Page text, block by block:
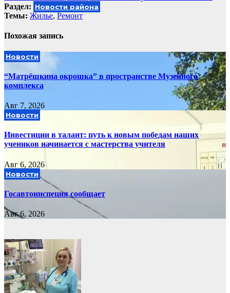
записям
Раздел: Новости района
Темы: Жилье, Ремонт
Похожая запись
Новости
“Матрёшкина окрошка” в пространстве Музейного
комплекса
Авг 7, 2026
Новости
Инвестиции в талант: путь к новым победам наших
учеников начинается с мастерства учителя
Авг 6, 2026
Новости
Госавтоинспеция сообщает
Авг 6, 2026